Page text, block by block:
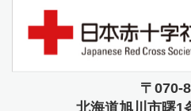
〒070-
北海道旭川市曙1